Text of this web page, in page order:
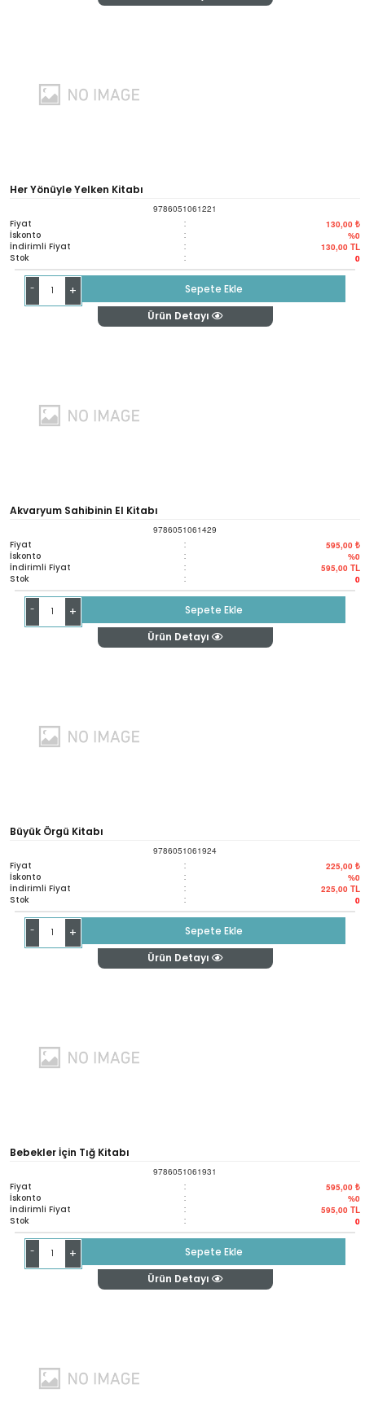
Her Yönüyle Yelken Kitabı
9786051061221
Fiyat : 130,00 ₺
İskonto : %0
İndirimli Fiyat : 130,00 TL
Stok : 0
- +
Sepete Ekle
Ürün Detayı
Akvaryum Sahibinin El Kitabı
9786051061429
Fiyat : 595,00 ₺
İskonto : %0
İndirimli Fiyat : 595,00 TL
Stok : 0
- +
Sepete Ekle
Ürün Detayı
Büyük Örgü Kitabı
9786051061924
Fiyat : 225,00 ₺
İskonto : %0
İndirimli Fiyat : 225,00 TL
Stok : 0
- +
Sepete Ekle
Ürün Detayı
Bebekler İçin Tığ Kitabı
9786051061931
Fiyat : 595,00 ₺
İskonto : %0
İndirimli Fiyat : 595,00 TL
Stok : 0
- +
Sepete Ekle
Ürün Detayı